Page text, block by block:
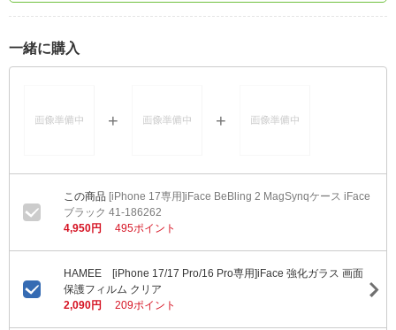
一緒に購入
[iPhone 17専用]iFace BeBling 2 MagSynqケース iFace
ブラック 41-186262
4,950円
495ポイント
HAMEE [iPhone 17/17 Pro/16 Pro専用]iFace 強化ガラス 画面
保護フィルム クリア
2,090円
209ポイント